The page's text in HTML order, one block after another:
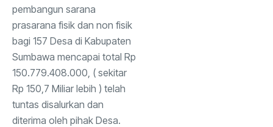
pembangun sarana
prasarana fisik dan non fisik
bagi 157 Desa di Kabupaten
Sumbawa mencapai total Rp
150.779.408.000, ( sekitar
Rp 150,7 Miliar lebih ) telah
tuntas disalurkan dan
diterima oleh pihak Desa.